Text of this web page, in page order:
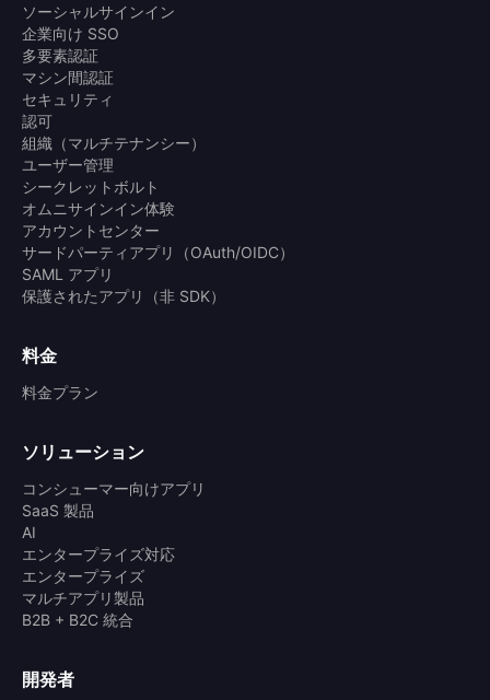
ソーシャルサインイン
企業向け SSO
多要素認証
マシン間認証
セキュリティ
認可
組織（マルチテナンシー）
ユーザー管理
シークレットボルト
オムニサインイン体験
アカウントセンター
サードパーティアプリ（OAuth/OIDC）
SAML アプリ
保護されたアプリ（非 SDK）
料金
料金プラン
ソリューション
コンシューマー向けアプリ
SaaS 製品
AI
エンタープライズ対応
エンタープライズ
マルチアプリ製品
B2B + B2C 統合
開発者